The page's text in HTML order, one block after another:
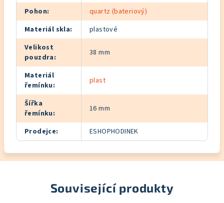
Pohon:
quartz (bateriový)
Materiál skla:
plastové
Velikost
pouzdra: 38 mm
Materiál
řemínku: plast
Šířka
řemínku: 16 mm
Prodejce: ESHOPHODINEK
Související produkty